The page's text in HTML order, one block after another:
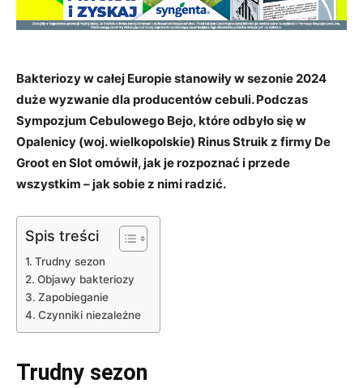
Bakteriozy w całej Europie stanowiły w sezonie 2024
duże wyzwanie dla producentów cebuli. Podczas
Sympozjum Cebulowego Bejo, które odbyło się w
Opalenicy (woj. wielkopolskie) Rinus Struik z firmy De
Groot en Slot omówił, jak je rozpoznać i przede
wszystkim – jak sobie z nimi radzić.
Spis treści
Trudny sezon
Objawy bakteriozy
Zapobieganie
Czynniki niezależne
Trudny sezon